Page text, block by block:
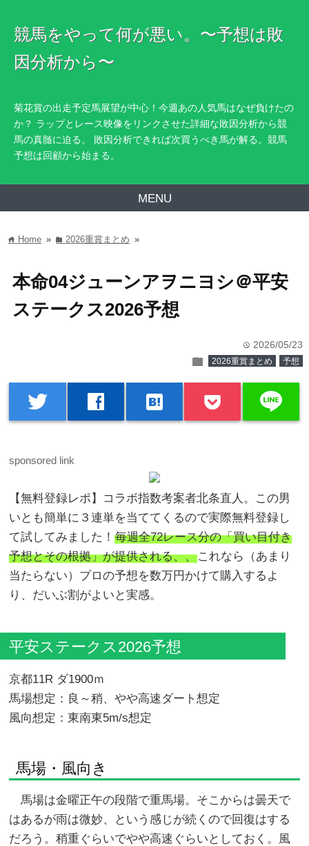
競馬をやって何が悪い。〜予想は敗
因分析から〜
菊花賞の出走予定馬展望が中心！今週あの人気馬はなぜ負けたの
か？ ラップとレース映像をリンクさせた詳細な敗因分析から競
馬の真髄に迫る。 敗因分析できれば次買うべき馬が解る。競馬
予想は回顧から始まる。
MENU
home Home » folder2026重賞まとめ »
本命04ジューンアヲニヨシ＠平安
ステークス2026予想
time 2026/05/23
folder 2026重賞まとめ 予想
twitter facebook hatenabookmark line
sponsored link
【無料登録レポ】コラボ指数考案者北条直人。この男
いとも簡単に３連単を当ててくるので実際無料登録し
て試してみました！毎週全72レース分の「買い目付き
予想とその根拠」が提供される、、これなら（あまり
当たらない）プロの予想を数万円かけて購入するよ
り、だいぶ割がよいと実感。
平安ステークス2026予想
京都11R ダ1900ｍ
馬場想定：良～稍、やや高速ダート想定
風向想定：東南東5m/s想定
馬場・風向き
馬場は金曜正午の段階で重馬場。そこからは曇天で
はあるが雨は微妙、という感じが続くので回復はする
だろう。稍重ぐらいでやや高速ぐらいとしておく。風